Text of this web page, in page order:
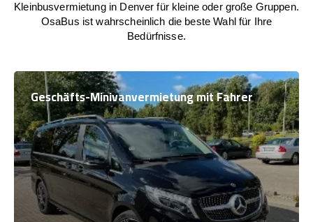
Kleinbusvermietung in Denver für kleine oder große Gruppen.
OsaBus ist wahrscheinlich die beste Wahl für Ihre
Bedürfnisse.
Geschäfts-Minivanvermietung mit Fahrer